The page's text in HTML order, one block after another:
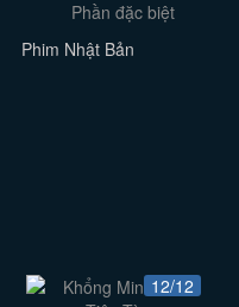
Phim Nhật Bản
12/12